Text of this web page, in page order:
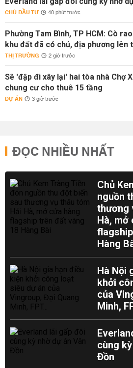
CHỦ ĐẦU TƯ 40 phút trước
Phường Tam Bình, TP HCM: Cò
khu đất đã có chủ, địa phương lên
THỊ TRƯỜNG 2 giờ trước
Sẽ 'đập đi xây lại' hai tòa nhà Chợ
chung cư cho thuê 15 tầng
DỰ ÁN 3 giờ trước
ĐỌC NHIỀU NHẤT
Chủ
nguồn
thương
Hà, mở
Hàng
Hà Nội
khởi
của
Minh,
cùng
Đồn